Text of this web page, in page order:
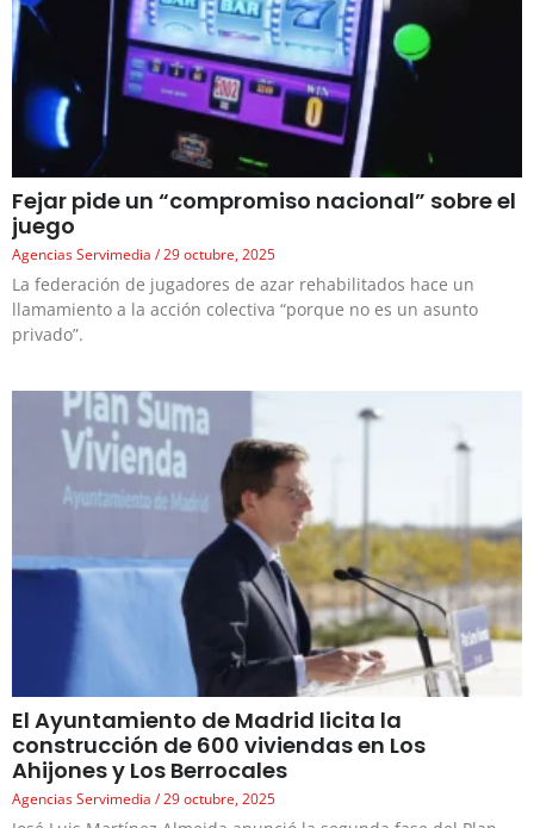
Fejar pide un “compromiso nacional” sobre el
juego
Agencias Servimedia 29 octubre, 2025
La federación de jugadores de azar rehabilitados hace un
llamamiento a la acción colectiva “porque no es un asunto
privado”.
El Ayuntamiento de Madrid licita la
construcción de 600 viviendas en Los
Ahijones y Los Berrocales
Agencias Servimedia 29 octubre, 2025